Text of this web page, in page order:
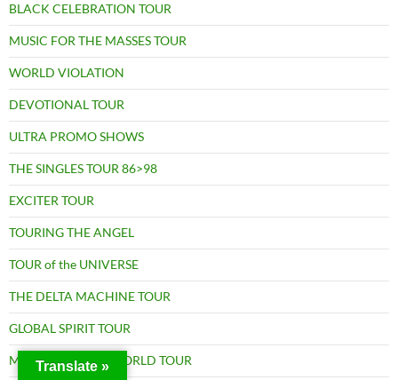
BLACK CELEBRATION TOUR
MUSIC FOR THE MASSES TOUR
WORLD VIOLATION
DEVOTIONAL TOUR
ULTRA PROMO SHOWS
THE SINGLES TOUR 86>98
EXCITER TOUR
TOURING THE ANGEL
TOUR of the UNIVERSE
THE DELTA MACHINE TOUR
GLOBAL SPIRIT TOUR
MEMENTO MORI WORLD TOUR
Translate »